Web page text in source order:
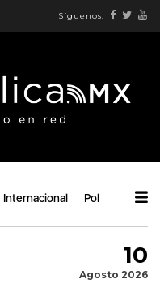
Síguenos:
Internacional Política
10
Agosto 2026